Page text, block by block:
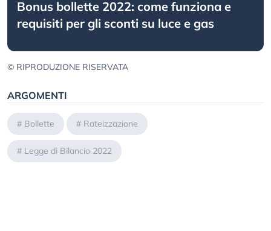
Bonus bollette 2022: come funziona e
requisiti per gli sconti su luce e gas
© RIPRODUZIONE RISERVATA
ARGOMENTI
# Bollette # Rateizzazione
# Legge di Bilancio 2022